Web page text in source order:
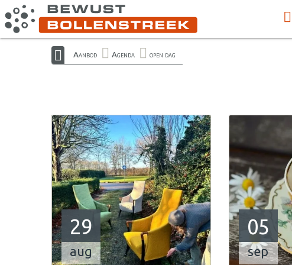
Aanbod Agenda open dag
29
aug
05
sep